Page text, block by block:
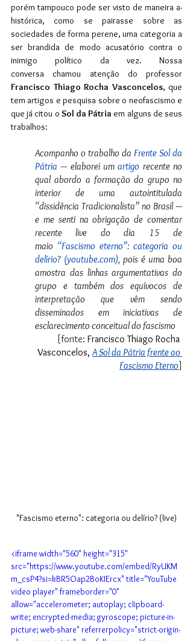
porém tampouco pode ser visto de maneira a-
histórica, como se pairasse sobre as
sociedades de forma perene, uma categoria a
ser brandida de modo acusatório contra o
inimigo político da vez. Nossa
conversa
Francisco Thiago Rocha Vasconcelos, que
tem artigos e pesquisa sobre o neofascismo e
que já citou o Sol da Pátria em alguns de seus
trabalhos:
Acompanho o trabalho da Frente Sol da
Pátria — elaborei um artigo recente no
qual abordo a formação do grupo no
interior de uma autointitulada
“dissidência Tradicionalista” no Brasil —
e me senti na obrigação de comentar
recente live do dia 15 de
maio “Fascismo eterno”: categoria ou
delírio? (youtube.com), pois é uma boa
amostra das linhas argumentativas do
grupo e também dos equívocos de
interpretação que vêm sendo
disseminados em iniciativas de
esclarecimento conceitual do fascismo
[fonte: Francisco Thiago Rocha
Vasconcelos, A Sol da Pátria frente ao
Fascismo Eterno]
"Fascismo eterno": categoria ou delírio? (live)
<iframe width="560" height="315"
src="https://www.youtube.com/embed/RyUKM
m_csP4?si=kBR5Oap2BoKIErcx" title="YouTube
video player" frameborder="0"
allow="accelerometer; autoplay; clipboard-
write; encrypted-media; gyroscope; picture-in-
picture; web-share" referrerpolicy="strict-origin-